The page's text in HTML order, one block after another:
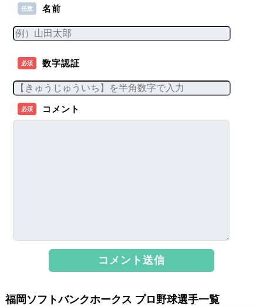
任意 名前
必須 数字認証
必須 コメント
福岡ソフトバンクホークス プロ野球選手一覧